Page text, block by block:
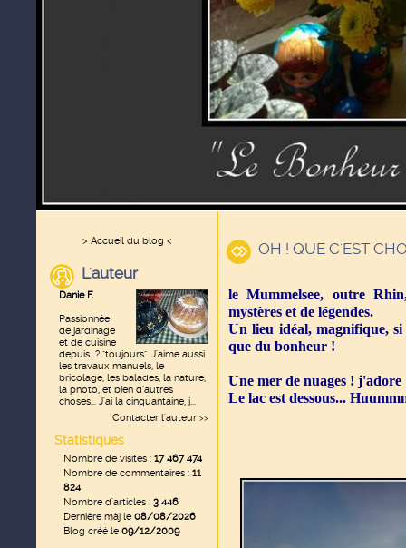
> Accueil du blog <
L'auteur
Danie F.
Passionnée
de jardinage
et de cuisine
depuis...? "toujours". J'aime aussi
les travaux manuels, le
bricolage, les balades, la nature,
la photo, et bien d'autres
choses... J'ai la cinquantaine, j...
Contacter l'auteur >>
Statistiques
Nombre de visites : 17 467 474
Nombre de commentaires : 11
824
Nombre d'articles : 3 446
Dernière màj le08/08/2026
Blog créé le09/12/2009
OH ! QUE C'EST
le Mummelsee, outre
mystères et de légendes.
Un lieu idéal, magnifique,
que du bonheur !
Une mer de nuages ! j'adore
Le lac est dessous...